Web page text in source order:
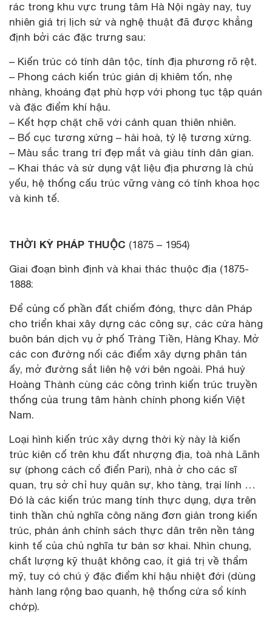
rác trong khu vực trung tâm Hà Nội ngày nay, tuy
nhiên giá trị lịch sử và nghệ thuật đã được khẳng
định bởi các đặc trưng sau:
– Kiến trúc có tính dân tộc, tính địa phương rõ rệt.
– Phong cách kiến trúc giản dị khiêm tốn, nhẹ
nhàng, khoáng đạt phù hợp với phong tục tập quán
và đặc điểm khí hậu.
– Kết hợp chặt chẽ với cảnh quan thiên nhiên.
– Bố cục tương xứng – hài hoà, tỷ lệ tương xứng.
– Màu sắc trang trí đẹp mắt và giàu tính dân gian.
– Khai thác và sử dụng vật liệu địa phương là chủ
yếu, hệ thống cấu trúc vững vàng có tính khoa học
và kinh tế.
THỜI KỲ PHÁP THUỘC (1875 – 1954)
Giai đoạn bình định và khai thác thuộc địa (1875-
1888:
Để củng cố phần đất chiếm đóng, thực dân Pháp
cho triển khai xây dựng các công sự, các cửa hàng
buôn bán dịch vụ ở phố Tràng Tiền, Hàng Khay. Mở
các con đường nối các điểm xây dựng phân tán
ấy, mở đường sắt liên hệ với bên ngoài. Phá huỷ
Hoàng Thành cùng các công trình kiến trúc truyền
thống của trung tâm hành chính phong kiến Việt
Nam.
Loại hình kiến trúc xây dựng thời kỳ này là kiến
trúc kiên cố trên khu đất nhượng địa, toà nhà Lãnh
sự (phong cách cổ điển Pari), nhà ở cho các sĩ
quan, trụ sở chỉ huy quân sự, kho tàng, trại lính …
Đó là các kiến trúc mang tính thực dụng, dựa trên
tinh thần chủ nghĩa công năng đơn giản trong kiến
trúc, phản ánh chính sách thực dân trên nền tảng
kinh tế của chủ nghĩa tư bản sơ khai. Nhìn chung,
chất lượng kỹ thuật không cao, ít giá trị về thẩm
mỹ, tuy có chú ý đặc điểm khí hậu nhiệt đới (dùng
hành lang rộng bao quanh, hệ thống cửa sổ kính
chớp).